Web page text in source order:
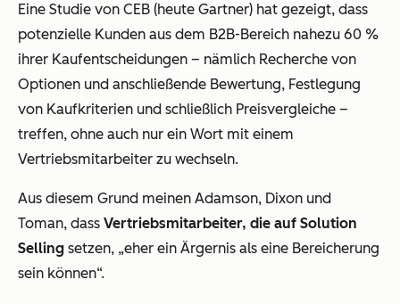
Eine Studie von CEB (heute Gartner) hat gezeigt, dass
potenzielle Kunden aus dem B2B-Bereich nahezu 60 %
ihrer Kaufentscheidungen – nämlich Recherche von
Optionen und anschließende Bewertung, Festlegung
von Kaufkriterien und schließlich Preisvergleiche –
treffen, ohne auch nur ein Wort mit einem
Vertriebsmitarbeiter zu wechseln.
Aus diesem Grund meinen Adamson, Dixon und
Toman, dass Vertriebsmitarbeiter, die auf Solution
Selling setzen, „eher ein Ärgernis als eine Bereicherung
sein können“.